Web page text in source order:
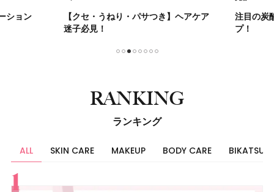
ション
【クセ・うねり・パサつき】ヘアケア
迷子必見！
注目の炭
プ！
RANKING
ランキング
ALL SKIN CARE MAKEUP BODY CARE BIKATSU
すべて
スキンケア
メイク
ボディケア
美活
ヘア
ライフスタイル
ビューティーズ